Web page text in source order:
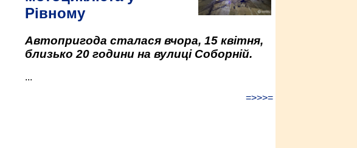
Рівному
Автопригода сталася вчора, 15 квітня,
близько 20 години на вулиці Соборній.
...
=>>>=